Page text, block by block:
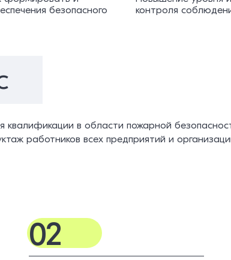
безопасного
контроля
в области пожарной
работников всех предприятий и
02